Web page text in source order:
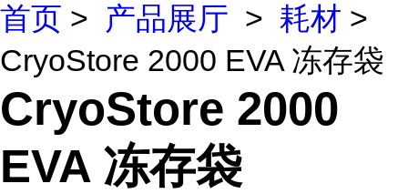
首页 > 产品展厅 > 耗材 >
CryoStore 2000 EVA 冻存袋
CryoStore 2000
EVA 冻存袋